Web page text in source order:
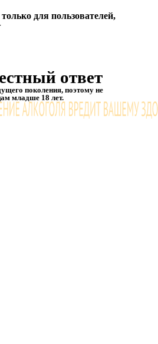
для пользователей,
ответ
поколения, поэтому не
младше 18 лет.